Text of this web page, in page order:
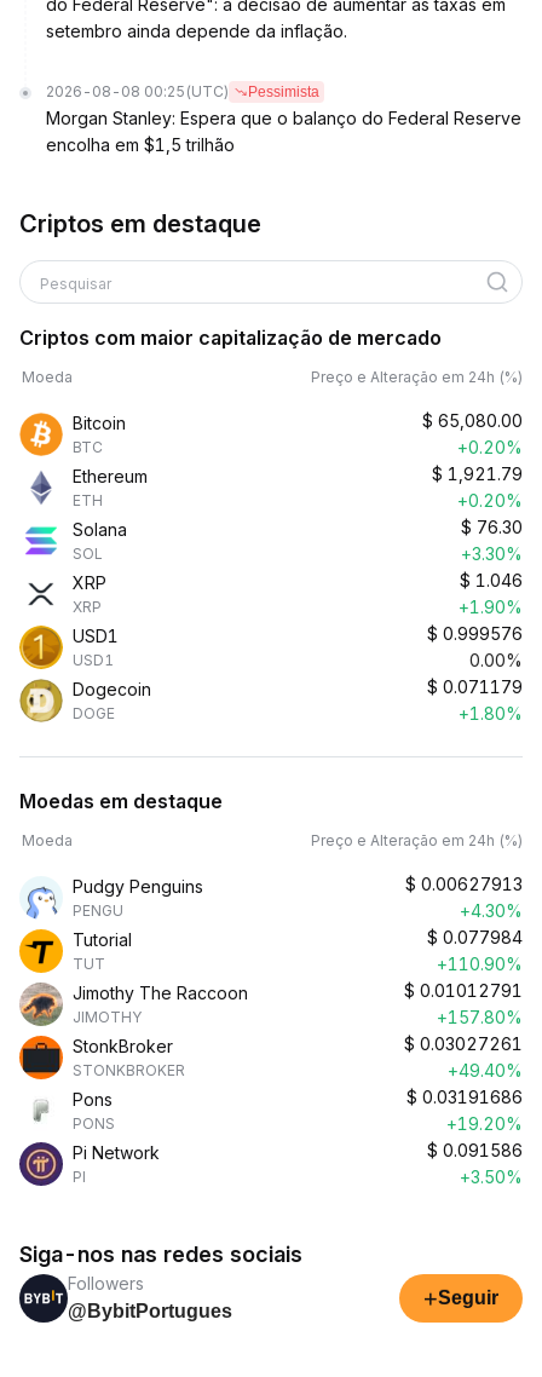
do Federal Reserve": a decisão de aumentar as taxas em
setembro ainda depende da inflação.
2026-08-08 00:25 (UTC) Pessimista
Morgan Stanley: Espera que o balanço do Federal Reserve
encolha em $1,5 trilhão
Criptos em destaque
Pesquisar
Criptos com maior capitalização de mercado
Moeda Preço e Alteração em 24h (%)
Bitcoin
BTC
$ 65,080.00
+0.20%
Ethereum
ETH
$ 1,921.79
+0.20%
Solana
SOL
$ 76.30
+3.30%
XRP
XRP
$ 1.046
+1.90%
USD1
USD1
$ 0.999576
0.00%
Dogecoin
DOGE
$ 0.071179
+1.80%
Moedas em destaque
Moeda Preço e Alteração em 24h (%)
Pudgy Penguins
PENGU
$ 0.00627913
+4.30%
Tutorial
TUT
$ 0.077984
+110.90%
Jimothy The Raccoon
JIMOTHY
$ 0.01012791
+157.80%
StonkBroker
STONKBROKER
$ 0.03027261
+49.40%
Pons
PONS
$ 0.03191686
+19.20%
Pi Network
PI
$ 0.091586
+3.50%
Siga-nos nas redes sociais
Followers
@BybitPortugues
+Seguir